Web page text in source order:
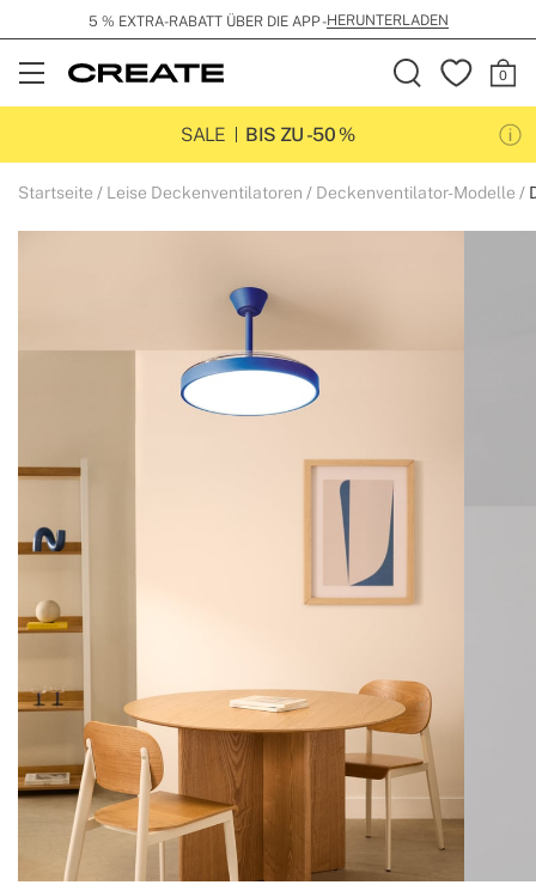
5 % EXTRA-RABATT ÜBER DIE APP -HERUNTERLADEN
Open
Menu
SALE
BIS ZU -50 %
Startseite Leise Deckenventilatoren Deckenventilator-Modelle